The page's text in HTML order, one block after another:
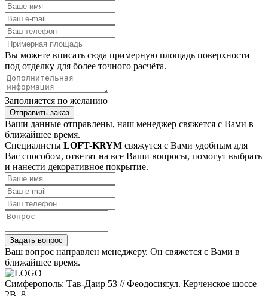
Вы можете вписать сюда примерную площадь поверхности
под отделку для более точного расчёта.
Заполняется по желанию
Отправить заказ
Ваши данные отправлены, наш менеджер свяжется с Вами в
ближайшее время.
Специалисты LOFT-KRYM свяжутся с Вами удобным для
Вас способом, ответят на все Ваши вопросы, помогут выбрать
и нанести декоративное покрытие.
Задать вопрос
Ваш вопрос направлен менеджеру. Он свяжется с Вами в
ближайшее время.
Симферополь: Тав-Даир 53 // Феодосия:ул. Керченское шоссе